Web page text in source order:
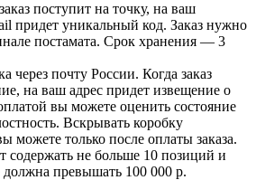
поступит на точку, на ваш
придет уникальный код. Заказ нужно
постамата. Срок хранения — 3
через почту России. Когда заказ
на ваш адрес придет извещение о
вы можете оценить состояние
Вскрывать коробку
можете только после оплаты заказа.
содержать не больше 10 позиций и
должна превышать 100 000 р.